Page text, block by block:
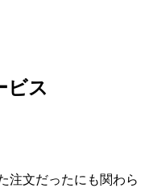
ビス
注文だったにも関わら